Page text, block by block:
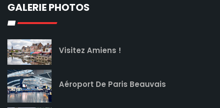
GALERIE PHOTOS
Visitez Amiens !
Aéroport De Paris Beauvais